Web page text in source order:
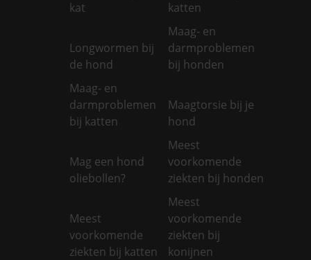
kat
katten
Longwormen bij
de hond
Maag- en
darmproblemen
bij honden
Maag- en
darmproblemen
bij katten
Maagtorsie bij je
hond
Mag een hond
oliebollen?
Meest
voorkomende
ziekten bij honden
Meest
voorkomende
ziekten bij katten
Meest
voorkomende
ziekten bij
konijnen